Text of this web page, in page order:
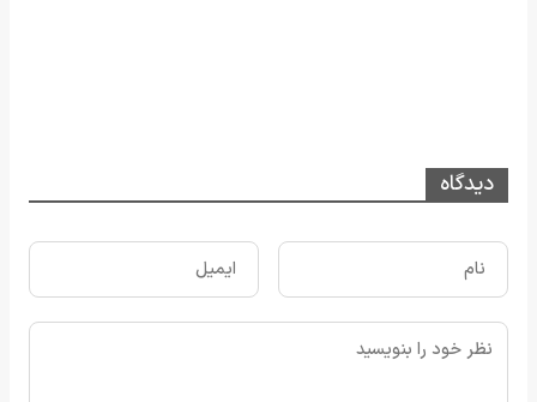
دیدگاه